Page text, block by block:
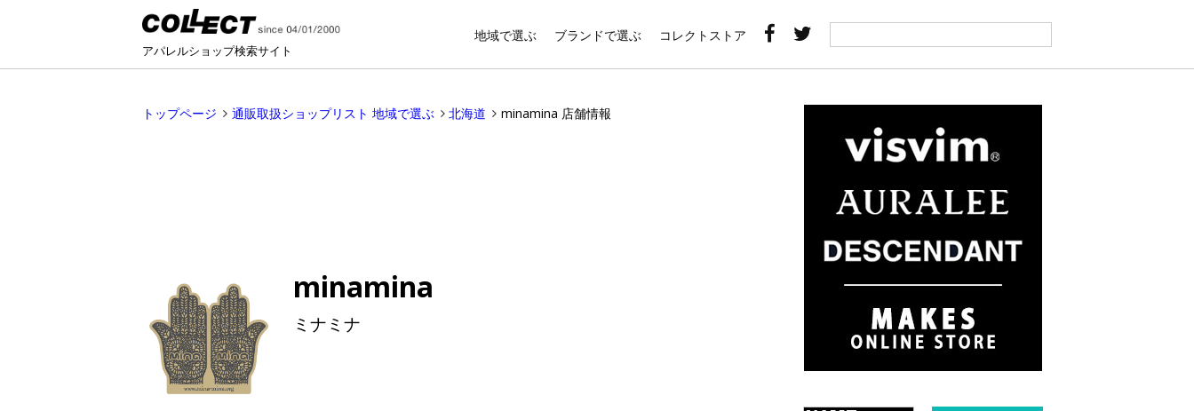
アパレルショップ検索サイト
地域で選ぶ ブランドで選ぶ コレクトストア
トップページ 通販取扱ショップリスト 地域で選ぶ 北海道 minamina 店舗情報
minamina
ミナミナ